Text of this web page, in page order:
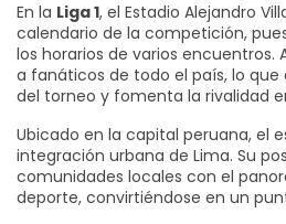
En la Liga 1, el Estadio Alejandro
calendario de la competición,
los horarios de varios encuentros.
a fanáticos de todo el país, lo que
del torneo y fomenta la rivalidad
Ubicado en la capital peruana, el
integración urbana de Lima. Su
comunidades locales con el
deporte, convirtiéndose en un